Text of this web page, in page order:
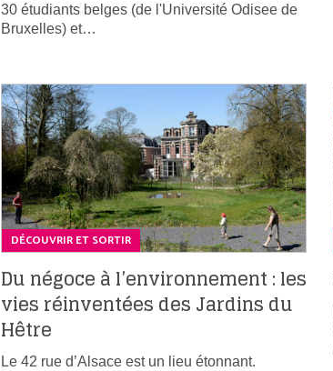
30 étudiants belges (de l'Université Odisee de
Bruxelles) et…
DÉCOUVRIR ET SORTIR
Du négoce à l’environnement : les
vies réinventées des Jardins du
Hêtre
Le 42 rue d’Alsace est un lieu étonnant.